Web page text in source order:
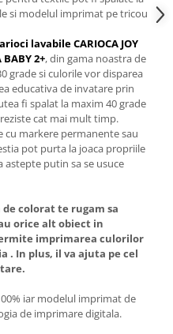
si modelul imprimat pe tricou
lavabile CARIOCA JOY
BABY 2+, din gama noastra de
grade si culorile vor disparea
educativa de invatare prin
fi spalat la maxim 40 grade
cat mai mult timp.
markere permanente sau
pot purta la joaca propriile
astepte putin sa se usuce
colorat te rugam sa
orice alt obiect in
imprimarea culorilor
. In plus, il va ajuta pe cel
iar modelul imprimat de
de imprimare digitala.